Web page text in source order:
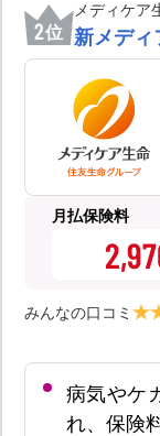
2位
メディケア
新メデ
月払保険料
みんなの口コミ
病気やケ
れ、保険